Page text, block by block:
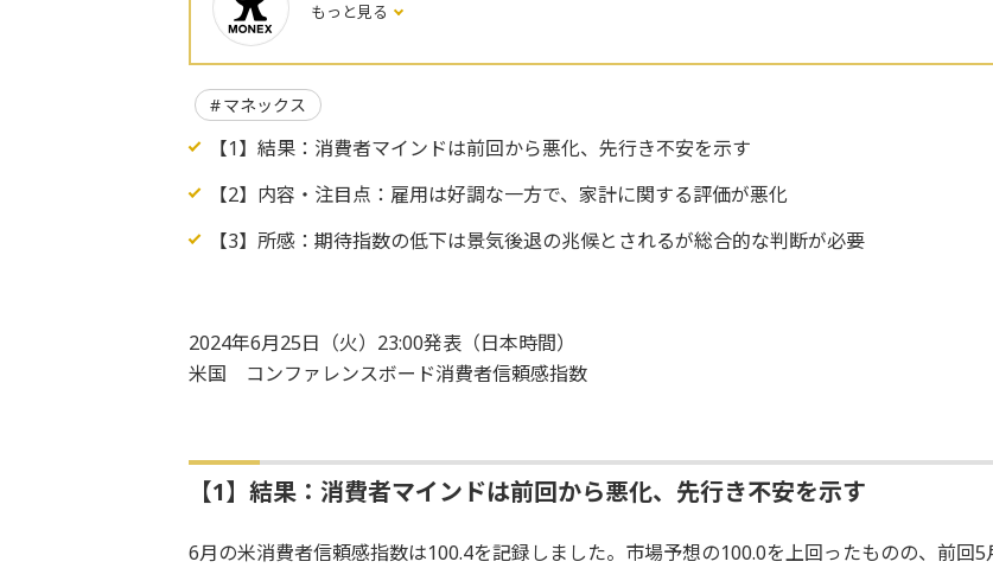
もっと見る
マネックス
【1】結果：消費者マインドは前回から悪化、先行き不安を示す
【2】内容・注目点：雇用は好調な一方で、家計に関する評価が悪化
【3】所感：期待指数の低下は景気後退の兆候とされるが総合的な判断が必要
2024年6月25日（火）23:00発表（日本時間）
米国 コンファレンスボード消費者信頼感指数
【1】結果：消費者マインドは前回から悪化、先行き不安を示す
6月の米消費者信頼感指数は100.4を記録しました。市場予想の100.0を上回ったものの、前回5